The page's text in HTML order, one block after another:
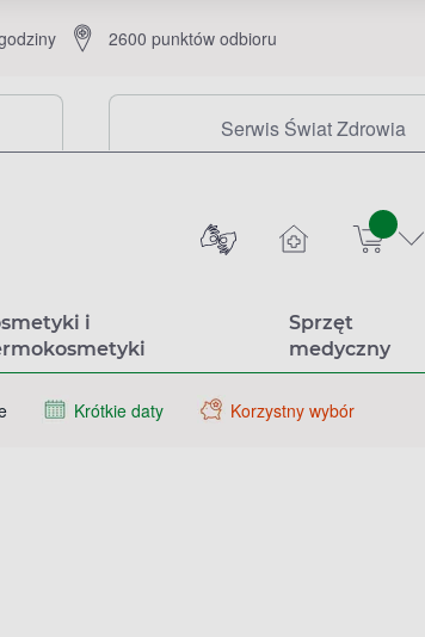
2600 punktów odbioru
Serwis Świat Zdrowia
sztuk
i
Sprzęt
medyczny
Krótkie daty Korzystny wybór